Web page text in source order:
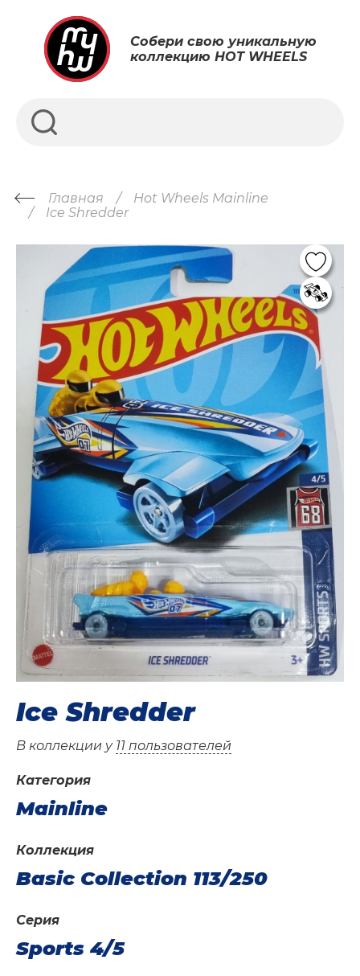
Собери свою уникальную
коллекцию HOT WHEELS
Главная
Hot Wheels Mainline
Ice Shredder
Ice Shredder
В коллекции у 11 пользователей
Категория
Mainline
Коллекция
Basic Collection 113/250
Серия
Sports 4/5